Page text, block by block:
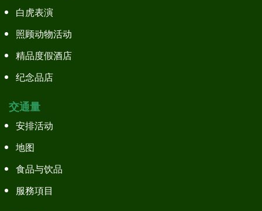
白虎表演
照顾动物活动
精品度假酒店
纪念品店
交通量
安排活动
地图
食品与饮品
服務項目